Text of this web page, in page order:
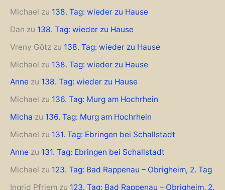
Michael zu 138. Tag: wieder zu Hause
Dan zu 138. Tag: wieder zu Hause
Vreny Götz zu 138. Tag: wieder zu Hause
Michael zu 138. Tag: wieder zu Hause
Anne zu 138. Tag: wieder zu Hause
Michael zu 136. Tag: Murg am Hochrhein
Micha zu 136. Tag: Murg am Hochrhein
Michael zu 131. Tag: Ebringen bei Schallstadt
Anne zu 131. Tag: Ebringen bei Schallstadt
Michael zu 123. Tag: Bad Rappenau – Obrigheim, 2. Tag
Ingrid Pfriem zu 123. Tag: Bad Rappenau – Obrigheim, 2.